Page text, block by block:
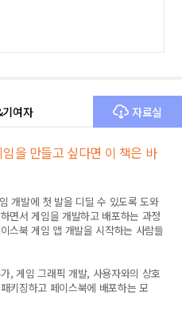
여자 자료실
을 만들고 싶다면 이 책은 바
개발에 첫 발을 디딜 수 있도록 도와
면서 게임을 개발하고 배포하는 과정
스북 게임 앱 개발을 시작하는 사람들
, 게임 그래픽 개발, 사용자와의 상호
키징하고 페이스북에 배포하는 모